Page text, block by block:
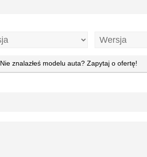
Nie znalazłeś modelu auta? Zapytaj o ofertę!